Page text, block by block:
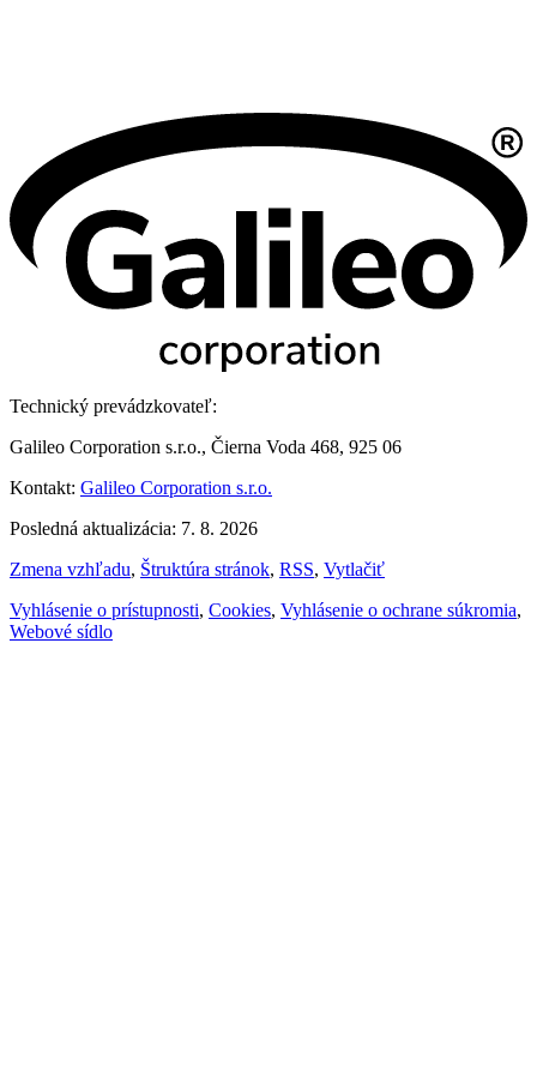
Technický prevádzkovateľ:
Galileo Corporation s.r.o., Čierna Voda 468, 925 06
Kontakt: Galileo Corporation s.r.o.
Posledná aktualizácia: 7. 8. 2026
Zmena vzhľadu, Štruktúra stránok, RSS, Vytlačiť
Vyhlásenie o prístupnosti, Cookies, Vyhlásenie o ochrane súkromia,
Webové sídlo